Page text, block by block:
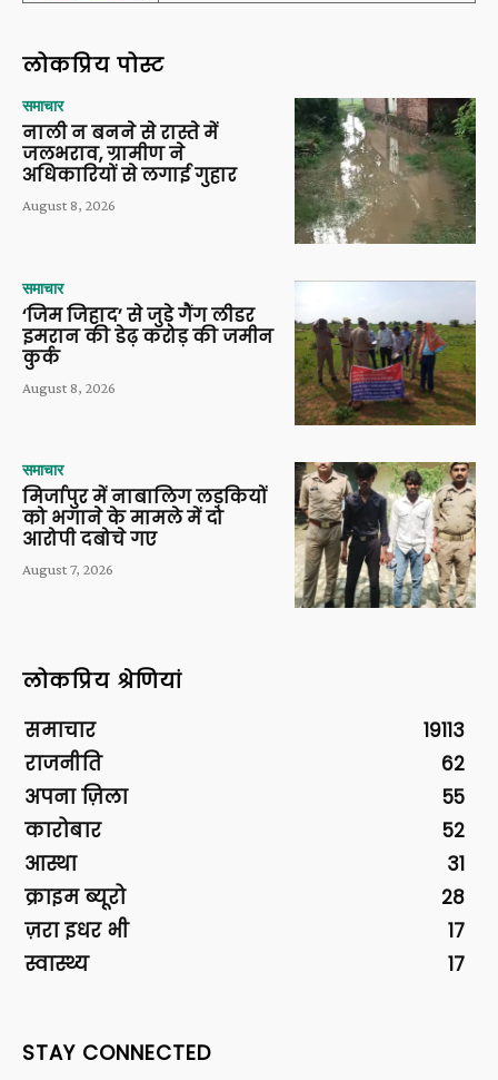
लोकप्रिय पोस्ट
समाचार
नाली न बनने से रास्ते में
जलभराव, ग्रामीण ने
अधिकारियों से लगाई गुहार
August 8, 2026
समाचार
‘जिम जिहाद’ से जुड़े गैंग लीडर
इमरान की डेढ़ करोड़ की जमीन
कुर्क
August 8, 2026
समाचार
मिर्जापुर में नाबालिग लड़कियों
को भगाने के मामले में दो
आरोपी दबोचे गए
August 7, 2026
लोकप्रिय श्रेणियां
समाचार
19113
राजनीति
62
अपना ज़िला
55
कारोबार
52
आस्था
31
क्राइम ब्यूरो
28
ज़रा इधर भी
17
स्वास्थ्य
17
STAY CONNECTED